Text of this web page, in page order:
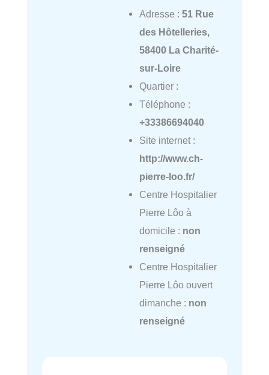
Adresse : 51 Rue
des Hôtelleries,
58400 La Charité-
sur-Loire
Quartier :
Téléphone :
+33386694040
Site internet :
http://www.ch-
pierre-loo.fr/
Centre Hospitalier
Pierre Lôo à
domicile : non
renseigné
Centre Hospitalier
Pierre Lôo ouvert
dimanche : non
renseigné